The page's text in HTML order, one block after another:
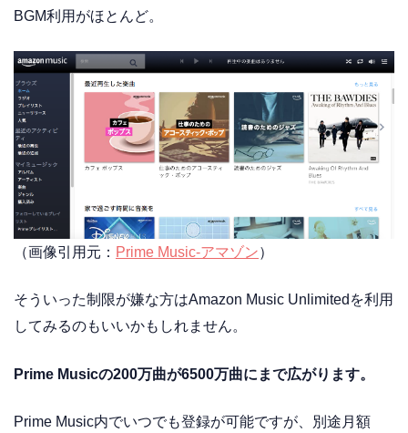
BGM利用がほとんど。
（画像引用元： Prime Music-アマゾン）
そういった制限が嫌な方はAmazon Music Unlimitedを利用
してみるのもいいかもしれません。
Prime Musicの200万曲が6500万曲にまで広がります。
Prime Music内でいつでも登録が可能ですが、別途月額